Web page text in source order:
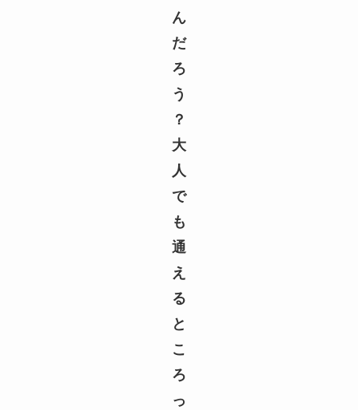
ん
だ
ろ
う
？
大
人
で
も
通
え
る
と
こ
ろ
っ